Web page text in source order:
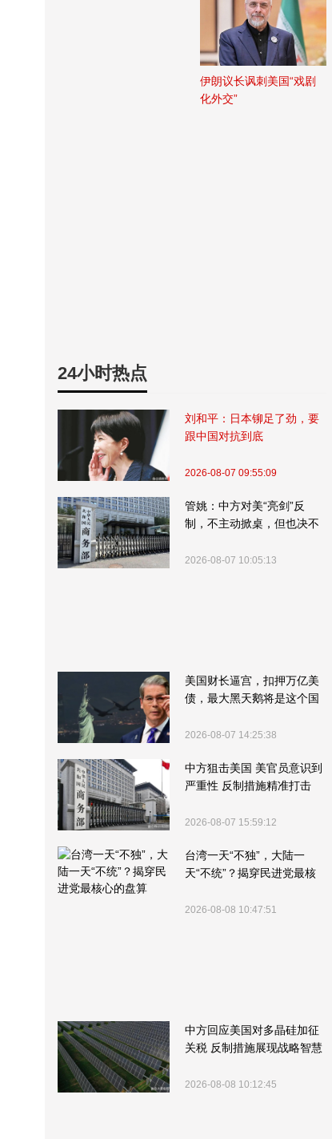
伊朗议长讽刺美国“戏剧
化外交”
24小时热点
刘和平：日本铆足了劲，要
跟中国对抗到底
2026-08-07 09:55:09
管姚：中方对美“亮剑”反
制，不主动掀桌，但也决不
2026-08-07 10:05:13
美国财长逼宫，扣押万亿美
债，最大黑天鹅将是这个国
2026-08-07 14:25:38
中方狙击美国 美官员意识到
严重性 反制措施精准打击
2026-08-07 15:59:12
台湾一天“不独”，大陆一
天“不统”？揭穿民进党最核
2026-08-08 10:47:51
中方回应美国对多晶硅加征
关税 反制措施展现战略智慧
2026-08-08 10:12:45